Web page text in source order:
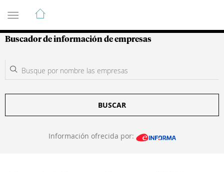
Guía de Empresas Colombianas
Buscador de información de empresas
BUSCAR
Información ofrecida por: